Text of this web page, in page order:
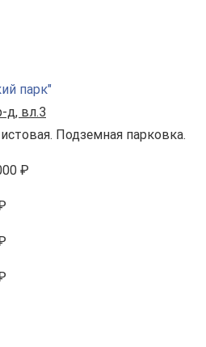
парк"
д, вл.3
Подземная парковка.
₽